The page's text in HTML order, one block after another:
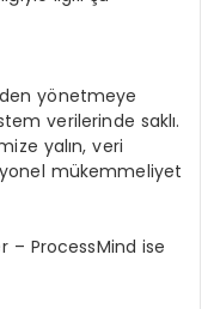
yönetmeye
verilerinde saklı.
yalın, veri
mükemmeliyet
– ProcessMind ise